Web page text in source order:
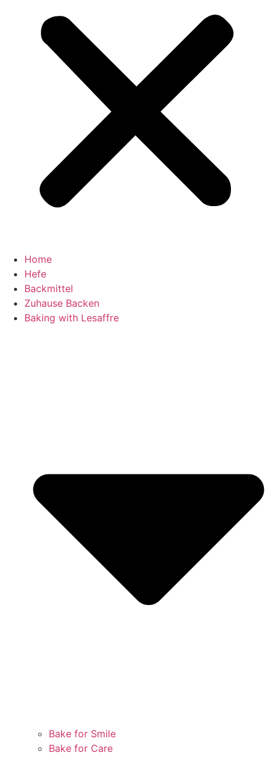
Home
Hefe
Backmittel
Zuhause Backen
Baking with Lesaffre
Bake for Smile
Bake for Care